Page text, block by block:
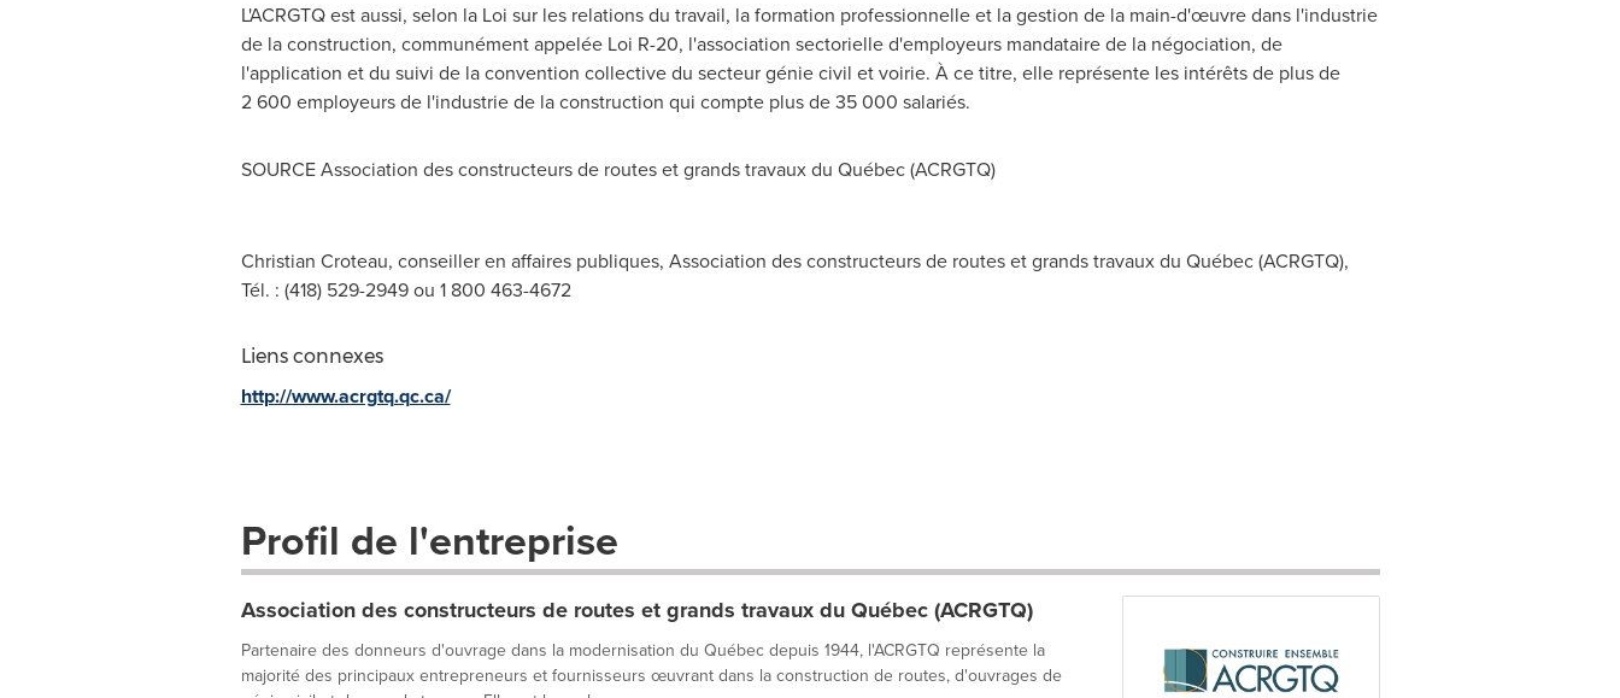
L'ACRGTQ est aussi, selon la Loi sur les relations du travail, la formation professionnelle et la gestion de la main-d'œuvre dans l'industrie
de la construction, communément appelée Loi R-20, l'association sectorielle d'employeurs mandataire de la négociation, de
l'application et du suivi de la convention collective du secteur génie civil et voirie. À ce titre, elle représente les intérêts de plus de
2 600 employeurs de l'industrie de la construction qui compte plus de 35 000 salariés.
SOURCE Association des constructeurs de routes et grands travaux du Québec (ACRGTQ)
Christian Croteau, conseiller en affaires publiques, Association des constructeurs de routes et grands travaux du Québec (ACRGTQ),
Tél. : (418) 529-2949 ou 1 800 463-4672
Liens connexes
http://www.acrgtq.qc.ca/
Profil de l'entreprise
Association des constructeurs de routes et grands travaux du Québec (ACRGTQ)
Partenaire des donneurs d'ouvrage dans la modernisation du Québec depuis 1944, l'ACRGTQ représente la
majorité des principaux entrepreneurs et fournisseurs œuvrant dans la construction de routes, d'ouvrages de